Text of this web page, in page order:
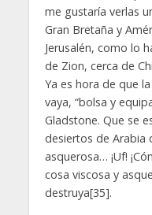
me gustaría verlas
Gran Bretaña y
Jerusalén, como lo
de Zion, cerca de
Ya es hora de que
vaya, “bolsa y
Gladstone. Que se
desiertos de Arabia
asquerosa… ¡Uf!
cosa viscosa y
destruya[35].